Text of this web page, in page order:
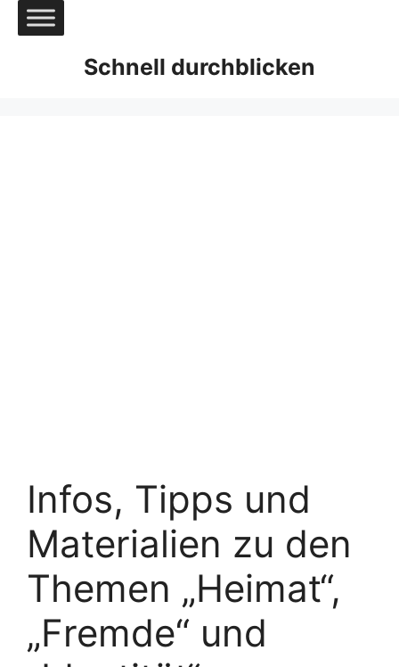
Zum
Inhalt
Schnell durchblicken
Infos, Tipps und
Materialien zu den
Themen „Heimat“,
„Fremde“ und